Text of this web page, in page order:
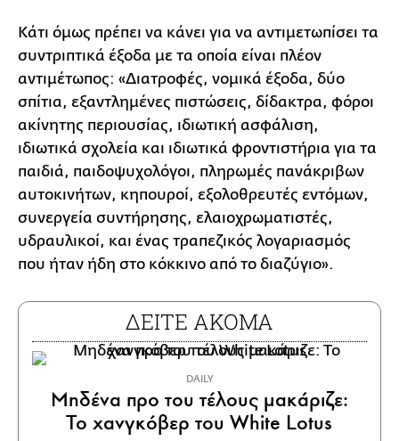
Κάτι όμως πρέπει να κάνει για να αντιμετωπίσει τα
συντριπτικά έξοδα με τα οποία είναι πλέον
αντιμέτωπος: «Διατροφές, νομικά έξοδα, δύο
σπίτια, εξαντλημένες πιστώσεις, δίδακτρα, φόροι
ακίνητης περιουσίας, ιδιωτική ασφάλιση,
ιδιωτικά σχολεία και ιδιωτικά φροντιστήρια για τα
παιδιά, παιδοψυχολόγοι, πληρωμές πανάκριβων
αυτοκινήτων, κηπουροί, εξολοθρευτές εντόμων,
συνεργεία συντήρησης, ελαιοχρωματιστές,
υδραυλικοί, και ένας τραπεζικός λογαριασμός
που ήταν ήδη στο κόκκινο από το διαζύγιο».
ΔΕΙΤΕ ΑΚΟΜΑ
DAILY
Μηδένα προ του τέλους μακάριζε:
Το χανγκόβερ του White Lotus